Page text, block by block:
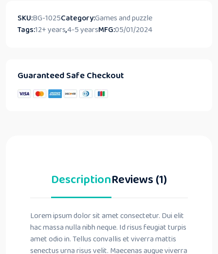
Playtime
Excitement!
SKU:BG-1025Category:Games and puzzle
Tags:12+ years,4-5 yearsMFG:05/01/2024
Guaranteed Safe Checkout
DescriptionReviews (1)
Lorem ipsum dolor sit amet consectetur. Dui elit
hac massa nulla nibh neque. Id risus feugiat turpis
amet odio in. Tellus convallis et viverra mattis
senectus urna risus velit. Maecenas augue viverra